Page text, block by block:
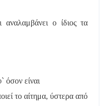
ο ίδιος τα
όσον είναι
το αίτημα, ύστερα από